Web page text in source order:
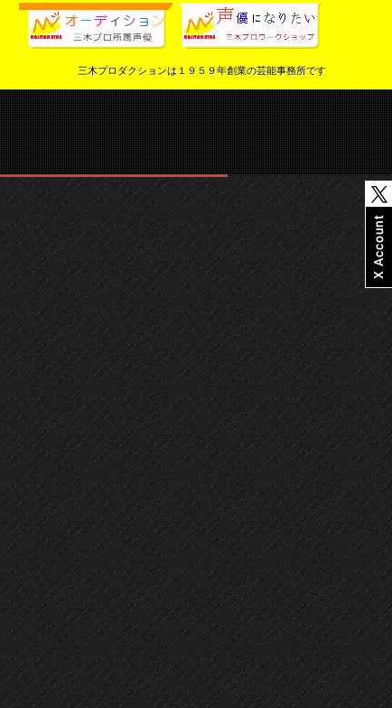
三木プロダクションは１９５９年創業の芸能事務所です